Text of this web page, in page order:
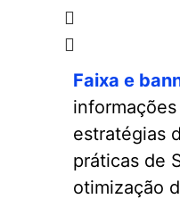
Faixa e
estratégias
práticas de
otimização